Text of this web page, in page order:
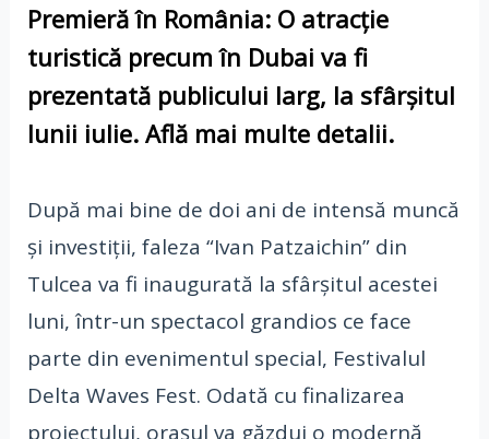
Premieră în România: O atracție
turistică precum în Dubai va fi
prezentată publicului larg, la sfârșitul
lunii iulie. Află mai multe detalii.
După mai bine de doi ani de intensă muncă
și investiții, faleza “Ivan Patzaichin” din
Tulcea va fi inaugurată la sfârșitul acestei
luni, într-un spectacol grandios ce face
parte din evenimentul special, Festivalul
Delta Waves Fest. Odată cu finalizarea
proiectului, orașul va găzdui o modernă